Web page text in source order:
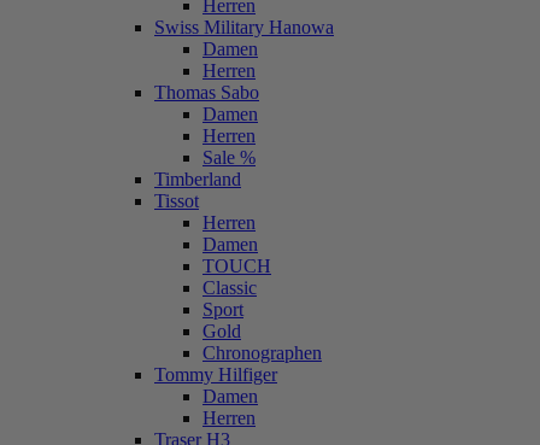
Herren
Swiss Military Hanowa
Damen
Herren
Thomas Sabo
Damen
Herren
Sale %
Timberland
Tissot
Herren
Damen
TOUCH
Classic
Sport
Gold
Chronographen
Tommy Hilfiger
Damen
Herren
Traser H3